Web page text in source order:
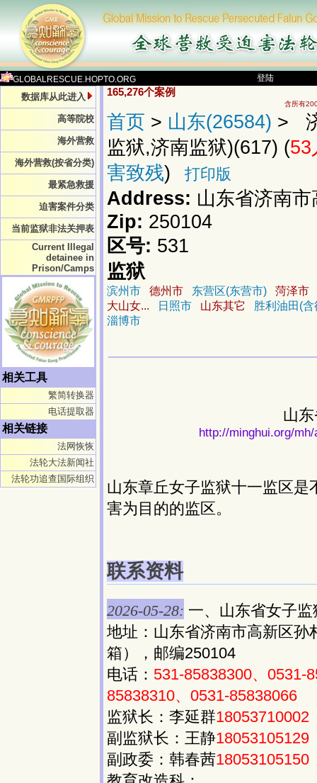
GLOBALRESCUE.HOPTO.ORG 登陆
数据库从此进入
高等院校
海外营救
海外营救(按省分类)
最紧急救援
迫害案件分类
当前监狱非法关押表
Current Illegal
detainee in
Prison/Camps
相关工具
繁简转换器
电话提取器
相关链接
法网恢恢
法轮大法新闻社
法轮功追查国际组织
165,276个案例
含所有
首页 > 山东(26584) >
监狱,济南监狱)(617) (53
害致残) 打印版
Address: 山东省济南
Zip: 250104
区号: 531
监狱
滨州市 德州市 东营区(东营市)
菏泽市
大山女...
日照市 山东其它
胜利油田(含
淄博市
山
http://minghui.org/
山东章丘女子监狱十一监区
害为目的的监区。
联系资料
2026-05-28: 一、山东省女子监
地址：山东省济南市高新区孙
箱），邮编250104
电话： 531-85838300、0531-
85838310、0531-85838066
监狱长：李延群18053710002
副监狱长：王静18053105129
副政委：韩春茜18053105150